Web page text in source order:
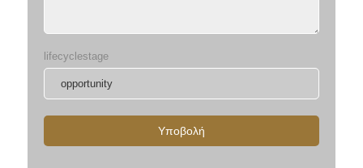
lifecyclestage
Υποβολή